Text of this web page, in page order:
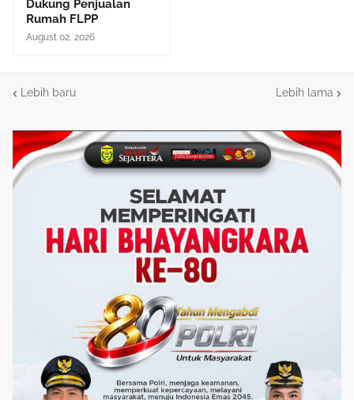
Dukung Penjualan
Rumah FLPP
August 02, 2026
Lebih baru Lebih lama